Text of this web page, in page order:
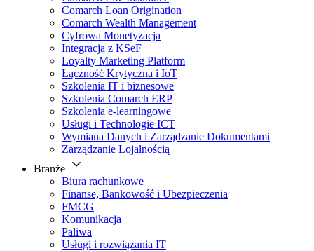
Comarch Loan Origination
Comarch Wealth Management
Cyfrowa Monetyzacja
Integracja z KSeF
Loyalty Marketing Platform
Łączność Krytyczna i IoT
Szkolenia IT i biznesowe
Szkolenia Comarch ERP
Szkolenia e-learningowe
Usługi i Technologie ICT
Wymiana Danych i Zarządzanie Dokumentami
Zarządzanie Lojalnością
Branże
Biura rachunkowe
Finanse, Bankowość i Ubezpieczenia
FMCG
Komunikacja
Paliwa
Usługi i rozwiązania IT